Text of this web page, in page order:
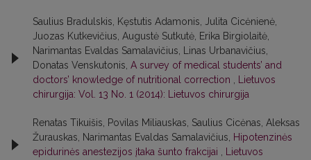
Saulius Bradulskis, Kęstutis Adamonis, Julita Cicėnienė,
Juozas Kutkevičius, Augustė Sutkutė, Erika Birgiolaitė,
Narimantas Evaldas Samalavičius, Linas Urbanavičius,
Donatas Venskutonis, A survey of medical students’ and
doctors’ knowledge of nutritional correction , Lietuvos
chirurgija: Vol. 13 No. 1 (2014): Lietuvos chirurgija
Renatas Tikuišis, Povilas Miliauskas, Saulius Cicėnas, Aleksas
Žurauskas, Narimantas Evaldas Samalavičius, Hipotenzinės
epidurinės anestezijos įtaka šunto frakcijai , Lietuvos